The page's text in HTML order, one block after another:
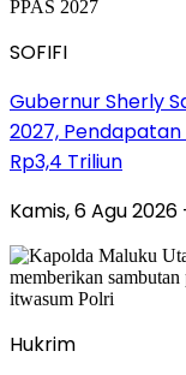
SOFIFI
Gubernur Sherly
2027,
Rp3,4 Triliun
Kamis, 6 Agu 2026
Hukrim